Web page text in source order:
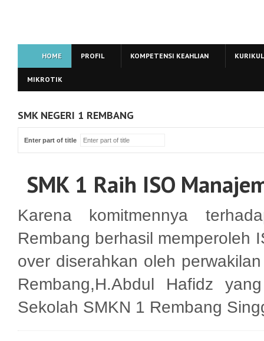
HOME PROFIL KOMPETENSI KEAHLIAN
MIKROTIK
SMK NEGERI 1 REMBANG
Enter part of title
SMK 1 Raih ISO
Karena komitmennya
Rembang berhasil memperoleh
over diserahkan oleh
Rembang,H.Abdul Hafidz
Sekolah SMKN 1 Rembang